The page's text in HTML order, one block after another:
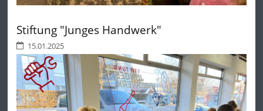
Am 2.12.24 ging es für die Rabenklasse auf einen spannenden
Ausflug in den Wald. Der Ausflug bot nicht nur die Gelegenheit
die Vielfalt des Waldes hautnah zu erleben, sondern auch,
gemeinsam zu forschen, zu spielen und die Sinne zu schärfen.
Unter fachkundiger Anleitung lernten die Kinder verschiedene
Stiftung "Junges Handwerk"
15.01.2025